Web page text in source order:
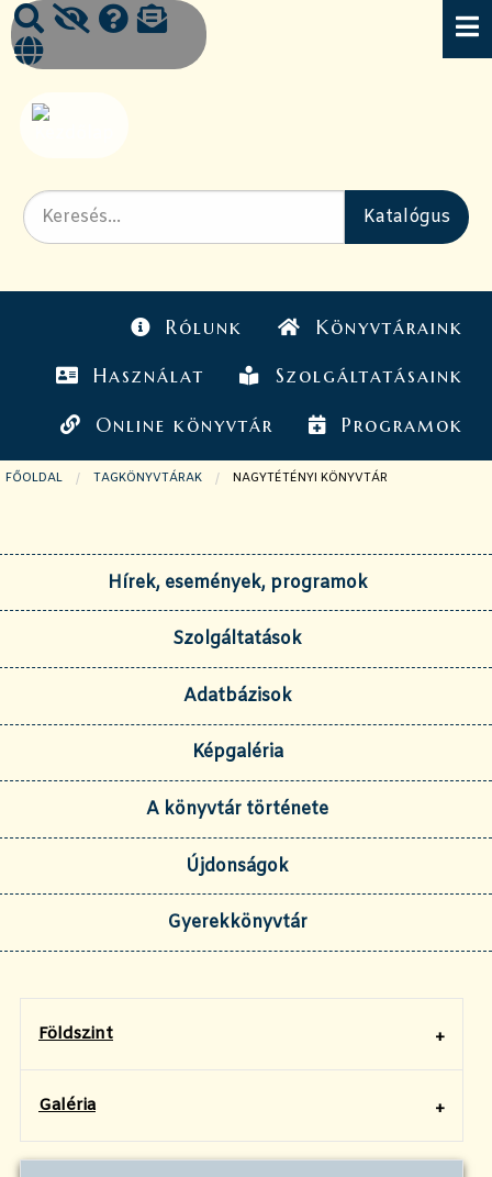
Rólunk Könyvtáraink
Használat Szolgáltatásaink
Online könyvtár Programok
FŐOLDAL TAGKÖNYVTÁRAK JELENLEGI OLDAL:
NAGYTÉTÉNYI KÖNYVTÁR
Hírek, események, programok
Szolgáltatások
Adatbázisok
Képgaléria
A könyvtár története
Újdonságok
Gyerekkönyvtár
Földszint
Galéria